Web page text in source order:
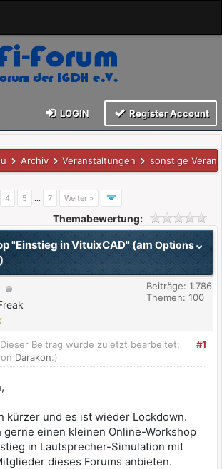
LOGIN Register Account
Archiv Veranstaltungen sonstige
4 5 … 7 Weiter »
Themabewertung:
Options
"Einstieg in VituixCAD" (am
Beiträge: 1.786
Themen: 100
#1
Beitrag wurde zuletzt bearbeitet:
Darakon.)
kürzer und es ist wieder Lockdown.
gerne einen kleinen Online-Workshop
in Lautsprecher-Simulation mit
dieses Forums anbieten.